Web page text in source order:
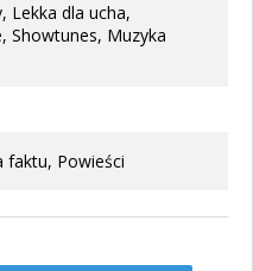
Lekka dla ucha,
Showtunes, Muzyka
faktu, Powieści